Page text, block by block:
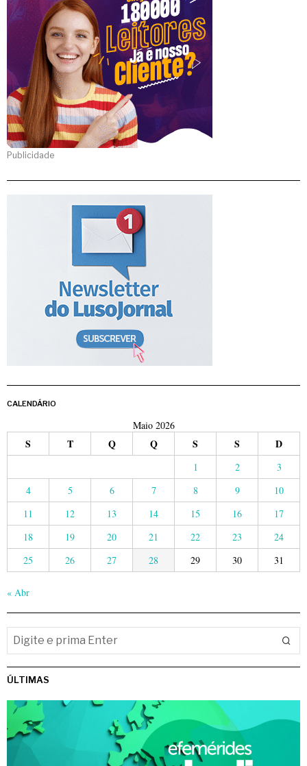
Publicidade
CALENDÁRIO
Maio 2026
S T Q Q S S D
1 2
3
4
5 6 7 8 9
10
11
12 13 14 15 16
17
18
19 20 21 22 23
24
25
26 27 28 29 30 31
« Abr
ÚLTIMAS